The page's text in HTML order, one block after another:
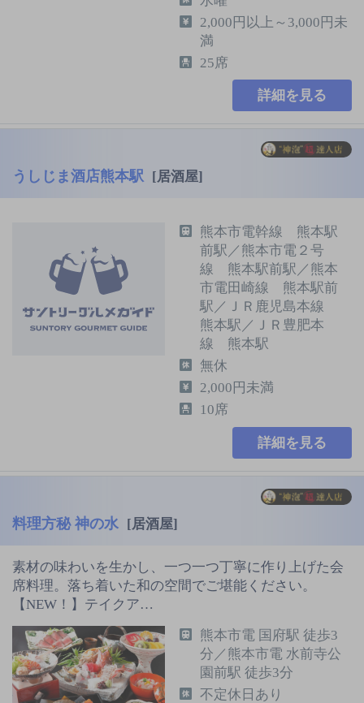
2,000円以上～3,000円未
満
25席
詳細を見る
うしじま酒店熊本駅 [居酒屋]
熊本市電幹線 熊本駅
前駅／熊本市電２号
線 熊本駅前駅／熊本
市電田崎線 熊本駅前
駅／ＪＲ鹿児島本線
熊本駅／ＪＲ豊肥本
線 熊本駅
無休
2,000円未満
10席
詳細を見る
料理方秘 神の水 [居酒屋]
素材の味わいを生かし、一つ一つ丁寧に作り上げた会
席料理。落ち着いた和の空間でご堪能ください。
【NEW！】テイクア…
熊本市電 国府駅 徒歩3
分／熊本市電 水前寺公
園前駅 徒歩3分
不定休日あり